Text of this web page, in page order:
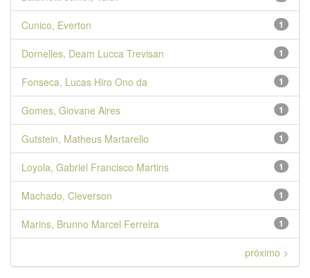
1
Cunico, Everton
1
Dornelles, Deam Lucca Trevisan
1
Fonseca, Lucas Hiro Ono da
1
Gomes, Giovane Aires
1
Gutstein, Matheus Martarello
1
Loyola, Gabriel Francisco Martins
1
Machado, Cleverson
1
Marins, Brunno Marcel Ferreira
próximo >